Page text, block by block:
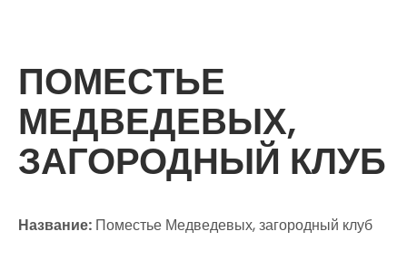
ПОМЕСТЬЕ
МЕДВЕДЕВЫХ,
ЗАГОРОДНЫЙ КЛУБ
Название: Поместье Медведевых, загородный клуб